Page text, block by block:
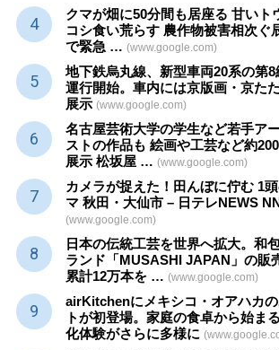
クマが畑に50分間も居座る 甘いト
コシ食い荒らす 農作物被害相次ぐ
で緊急 … (www.google.com)
地下鉄烏丸線、新型車両20系の第8
運行開始。車内には京版画・京た
展示 (www.google.com)
名古屋芸術大学の学生など若手ア
ストの作品も 絵画や工芸など約
展示 松坂屋 … (www.google.com)
カメラが捉えた！田んぼに佇む 1
マ 秋田・大仙市 – 日テレNEWS
(www.google.com)
日本の伝統工芸を世界へ拡大。和
ランド「MUSASHI JAPAN」の販
累計12万本を … (www.google.com)
airKitchenにメキシコ・オアハカ
トが初登場。家庭の食卓から始ま
化体験がさらに多様に